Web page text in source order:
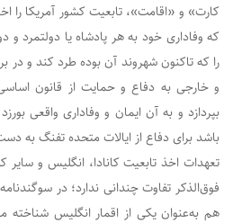
کارت» و «اقامت»، تابعیت کشور آمریکا را
که وفاداری خود به هر پادشاه یا دولتمرد
را که تاکنون شهروند آن بوده طرد کند و در
و خارجی به دفاع و حمایت از قانون
بپردازد و به آن ایمان و وفاداری واقعی
باشد برای دفاع از ایالات متحده تفنگ به
تعهدات اخذ تابعیت کانادا، انگلیس و سایر
فوق‌الذکر تفاوت چندانی ندارد؛ در
هم به‌عنوان یکی از اقمار انگلیس